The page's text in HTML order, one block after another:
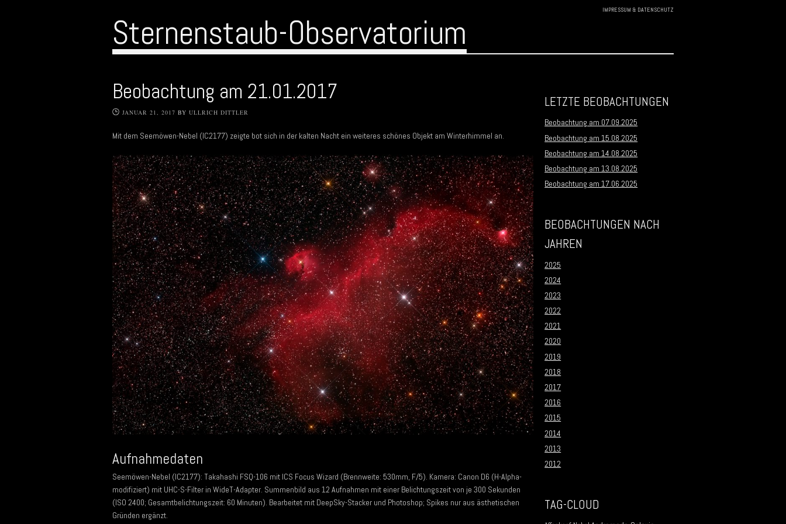
IMPRESSUM & DATENSCHUTZ
Sternenstaub-Observatorium
Beobachtung am 21.01.2017
JANUAR 21, 2017 BY ULLRICH DITTLER
Mit dem Seemöwen-Nebel (IC2177) zeigte bot sich in der kalten Nacht ein weiteres schönes Objekt am Winterhimmel an.
Aufnahmedaten
Seemöwen-Nebel (IC2177): Takahashi FSQ-106 mit ICS Focus Wizard (Brennweite: 530mm, F/5). Kamera: Canon D6 (H-Alpha-
modifiziert) mit UHC-S-Filter in WideT-Adapter. Summenbild aus 12 Aufnahmen mit einer Belichtungszeit von je 300 Sekunden
(ISO 2400; Gesamtbelichtungszeit: 60 Minuten). Bearbeitet mit DeepSky-Stacker und Photoshop; Spikes nur aus ästhetischen
Gründen ergänzt.
LETZTE BEOBACHTUNGEN
Beobachtung am 07.09.2025
Beobachtung am 15.08.2025
Beobachtung am 14.08.2025
Beobachtung am 13.08.2025
Beobachtung am 17.06.2025
BEOBACHTUNGEN NACH
JAHREN
2025
2024
2023
2022
2021
2020
2019
2018
2017
2016
2015
2014
2013
2012
TAG-CLOUD